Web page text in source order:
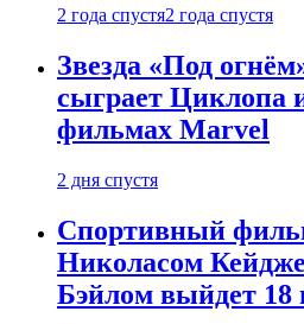
2 года спустя2 года спустя
Звезда «Под
сыграет Циклопа
фильмах Marvel
2 дня спустя
Спортивный
Николасом
Бэйлом выйдет 18